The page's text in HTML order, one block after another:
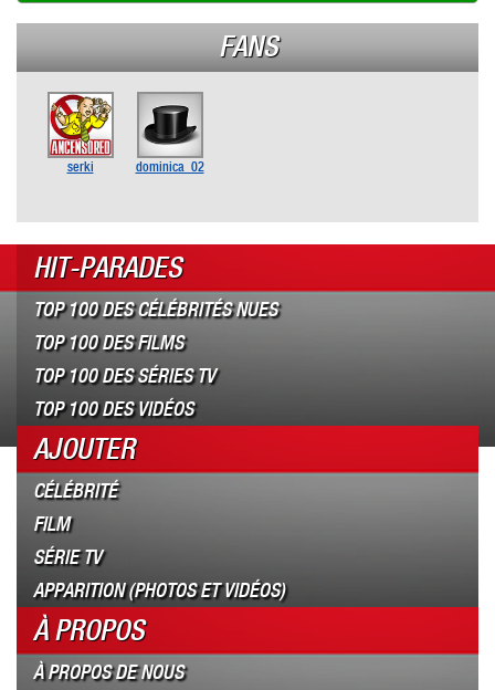
FANS
serki dominica_02
HIT-PARADES
TOP 100 DES CÉLÉBRITÉS NUES
TOP 100 DES FILMS
TOP 100 DES SÉRIES TV
TOP 100 DES VIDÉOS
AJOUTER
CÉLÉBRITÉ
FILM
SÉRIE TV
APPARITION (PHOTOS ET VIDÉOS)
À PROPOS
À PROPOS DE NOUS